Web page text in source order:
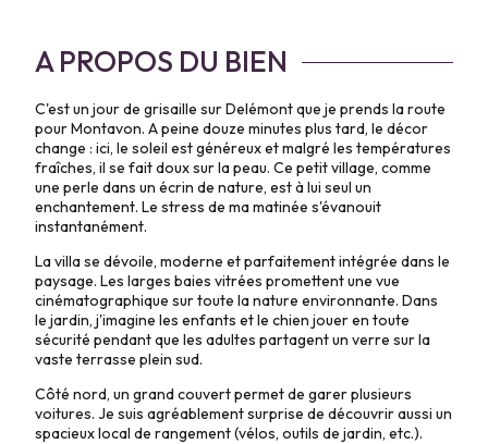
A PROPOS DU BIEN
C'est un jour de grisaille sur Delémont que je prends la route
pour Montavon. A peine douze minutes plus tard, le décor
change : ici, le soleil est généreux et malgré les températures
fraîches, il se fait doux sur la peau. Ce petit village, comme
une perle dans un écrin de nature, est à lui seul un
enchantement. Le stress de ma matinée s'évanouit
instantanément.
La villa se dévoile, moderne et parfaitement intégrée dans le
paysage. Les larges baies vitrées promettent une vue
cinématographique sur toute la nature environnante. Dans
le jardin, j'imagine les enfants et le chien jouer en toute
sécurité pendant que les adultes partagent un verre sur la
vaste terrasse plein sud.
Côté nord, un grand couvert permet de garer plusieurs
voitures. Je suis agréablement surprise de découvrir aussi un
spacieux local de rangement (vélos, outils de jardin, etc.).